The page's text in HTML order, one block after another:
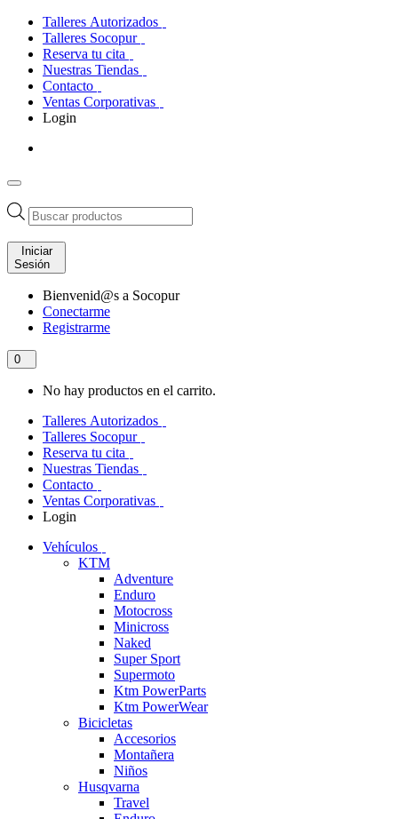
Talleres Autorizados
Talleres Socopur
Reserva tu cita
Nuestras Tiendas
Contacto
Ventas Corporativas
Login
Búsqueda
de
productos
Iniciar
Sesión
Bienvenid@s a Socopur
Conectarme
Registrarme
0
No hay productos en el carrito.
Talleres Autorizados
Talleres Socopur
Reserva tu cita
Nuestras Tiendas
Contacto
Ventas Corporativas
Login
Vehículos
KTM
Adventure
Enduro
Motocross
Minicross
Naked
Super Sport
Supermoto
Ktm PowerParts
Ktm PowerWear
Bicicletas
Accesorios
Montañera
Niños
Husqvarna
Travel